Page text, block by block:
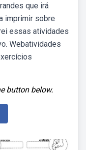
que irá
imprimir sobre
essas atividades
Webatividades
button below.